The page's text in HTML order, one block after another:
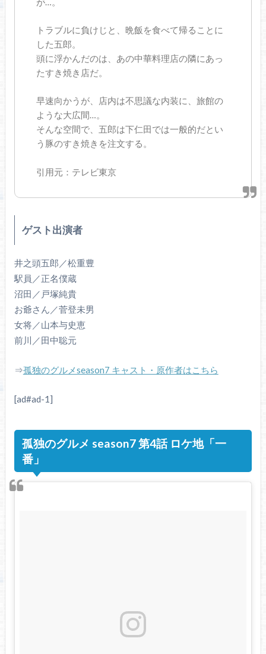
トラブルに負けじと、晩飯を食べて帰ることに
した五郎。
頭に浮かんだのは、あの中華料理店の隣にあっ
たすき焼き店だ。
早速向かうが、店内は不思議な内装に、旅館の
ような大広間…。
そんな空間で、五郎は下仁田では一般的だとい
う豚のすき焼きを注文する。
引用元：テレビ東京
ゲスト出演者
井之頭五郎／松重豊
駅員／正名僕蔵
沼田／戸塚純貴
お爺さん／菅登未男
女将／山本与史恵
前川／田中聡元
⇒孤独のグルメseason7 キャスト・原作者はこちら
[ad#ad-1]
孤独のグルメ season7 第4話 ロケ地「一
番」